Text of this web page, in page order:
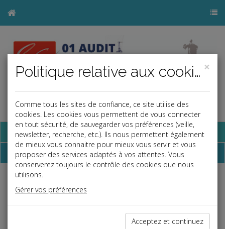
j
a
Base documentaire
Dépêches
Liste des dernières dépêches
×
Politique relative aux cookies
Comme tous les sites de confiance, ce site utilise des
cookies. Les cookies vous permettent de vous connecter
en tout sécurité, de sauvegarder vos préférences (veille,
newsletter, recherche, etc.). Ils nous permettent également
de mieux vous connaitre pour mieux vous servir et vous
proposer des services adaptés à vos attentes. Vous
conserverez toujours le contrôle des cookies que nous
utilisons.
Gérer vos préférences
Acceptez et continuez